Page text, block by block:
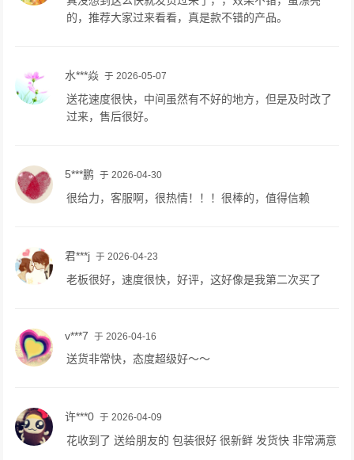
的，推荐大家过来看看，真是款不错的产品。
水***焱 于 2026-05-07
送花速度很快，中间虽然有不好的地方，但是及时改了
过来，售后很好。
5***鹏 于 2026-04-30
很给力，客服啊，很热情！！！很棒的，值得信赖
君***j 于 2026-04-23
老板很好，速度很快，好评，这好像是我第二次买了
v***7 于 2026-04-16
送货非常快，态度超级好～～
许***0 于 2026-04-09
花收到了 送给朋友的 包装很好 很新鲜 发货快 非常满意